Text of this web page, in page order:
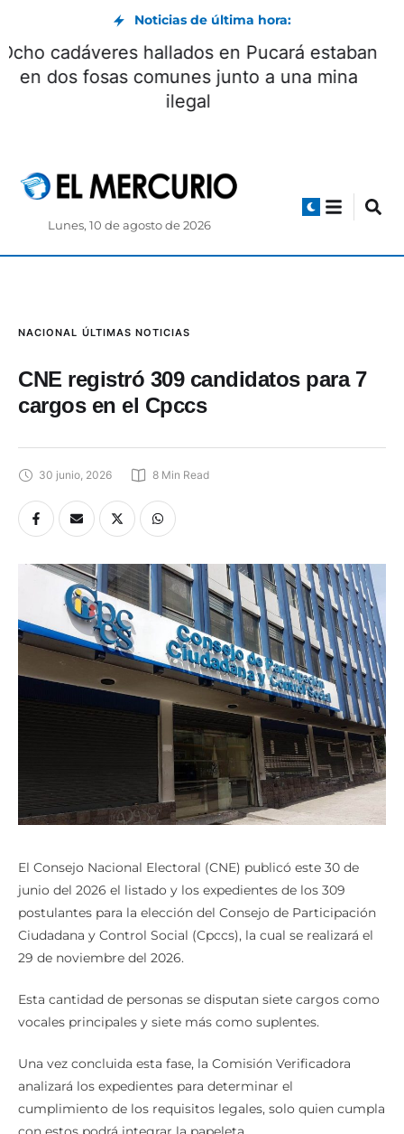
Noticias de última hora:
Ocho cadáveres hallados en Pucará estaban
en dos fosas comunes junto a una mina
ilegal
Lunes, 10 de agosto de 2026
NACIONAL ÚLTIMAS NOTICIAS
CNE registró 309 candidatos para 7
cargos en el Cpccs
30 junio, 2026 8 Min Read
El Consejo Nacional Electoral (CNE) publicó este 30 de
junio del 2026 el listado y los expedientes de los 309
postulantes para la elección del Consejo de Participación
Ciudadana y Control Social (Cpccs), la cual se realizará el
29 de noviembre del 2026.
Esta cantidad de personas se disputan siete cargos como
vocales principales y siete más como suplentes.
Una vez concluida esta fase, la Comisión Verificadora
analizará los expedientes para determinar el
cumplimiento de los requisitos legales, solo quien cumpla